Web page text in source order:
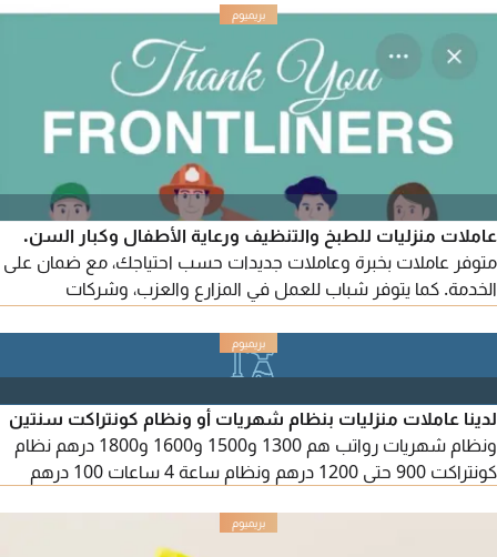
السباحة مع التعقيم جلي وتلميع الرخام بالكر سال وجلي الكاشى
ومكافحة جميع أنواع الحشرات
عاملات منزليات للطبخ والتنظيف ورعاية الأطفال وكبار السن.
متوفر عاملات بخبرة وعاملات جديدات حسب احتياجك، مع ضمان على
الخدمة. كما يتوفر شباب للعمل في المزارع والعزب، وشركات
كامل أو دوام جزئي بما يناسب احتياجك وعقود. للتواصل والاستفسار،
لدينا عاملات منزليات بنظام شهريات أو ونظام كونتراكت سنتين
ونظام شهريات رواتب هم 1300 و1500 و1600 و1800 درهم نظام
كونتراكت 900 حتى 1200 درهم ونظام ساعة 4 ساعات 100 درهم